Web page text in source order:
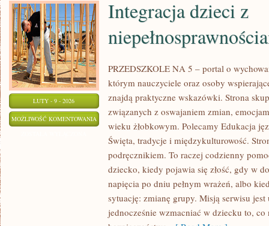
LUTY - 9 - 2026
MOŻLIWOŚĆ KOMENTOWANIA INTEGRACJA
NIEPEŁNOSPRAWNOŚCIAMI
Integracja dzieci z
PRZEDSZKOLE NA 5 – portal o
którym nauczyciele oraz osoby
znajdą praktyczne wskazówki. Strona
związanych z oswajaniem zmian,
wieku żłobkowym. Polecamy Edukacja
Święta, tradycje i międzykulturowość.
podręcznikiem. To raczej codzienny
dziecko, kiedy pojawia się złość, gdy w
napięcia po dniu pełnym wrażeń, albo
sytuację: zmianę grupy. Misją serwisu
jednocześnie wzmacniać w dziecku to,